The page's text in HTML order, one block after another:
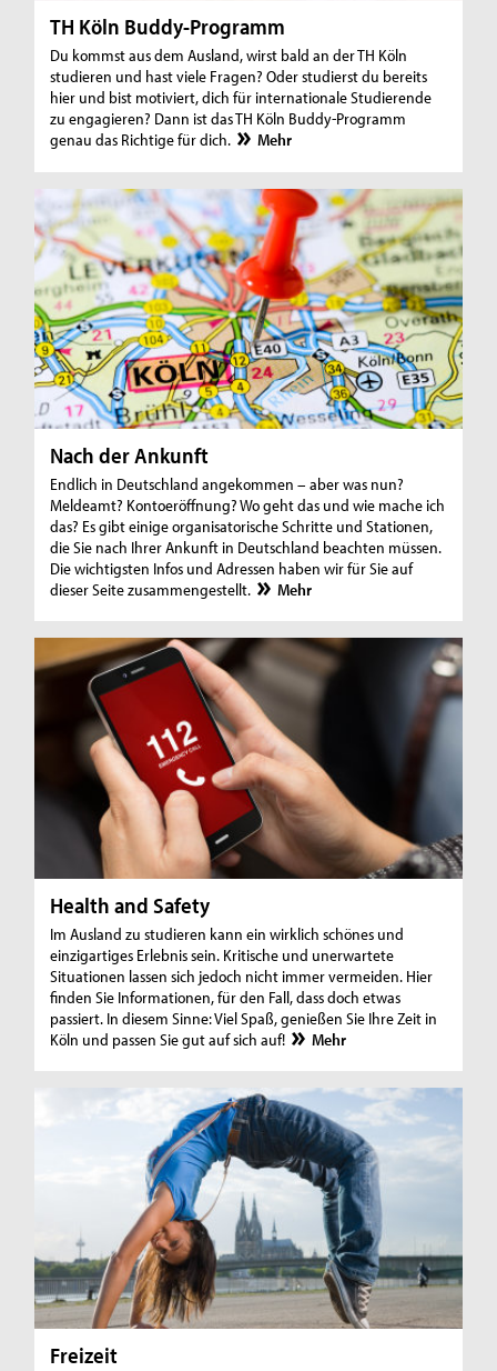
TH Köln Buddy-Programm
Du kommst aus dem Ausland, wirst bald an der TH Köln
studieren und hast viele Fragen? Oder studierst du bereits
hier und bist motiviert, dich für internationale Studierende
zu engagieren? Dann ist das TH Köln Buddy-Programm
genau das Richtige für dich.
Mehr
Nach der Ankunft
Endlich in Deutschland angekommen – aber was nun?
Meldeamt? Kontoeröffnung? Wo geht das und wie mache ich
das? Es gibt einige organisatorische Schritte und Stationen,
die Sie nach Ihrer Ankunft in Deutschland beachten müssen.
Die wichtigsten Infos und Adressen haben wir für Sie auf
dieser Seite zusammengestellt.
Mehr
Health and Safety
Im Ausland zu studieren kann ein wirklich schönes und
einzigartiges Erlebnis sein. Kritische und unerwartete
Situationen lassen sich jedoch nicht immer vermeiden. Hier
finden Sie Informationen, für den Fall, dass doch etwas
passiert. In diesem Sinne: Viel Spaß, genießen Sie Ihre Zeit in
Köln und passen Sie gut auf sich auf!
Mehr
Freizeit